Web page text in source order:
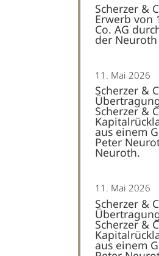
Scherzer &
Erwerb von
Co. AG
der
11. Mai 2026
Scherzer &
Scherzer &
aus einem
Peter
Neuroth.
11. Mai 2026
Scherzer &
Scherzer &
aus einem